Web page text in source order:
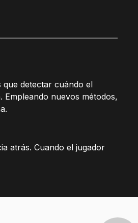
detectar cuándo el
nuevos métodos,
atrás. Cuando el jugador